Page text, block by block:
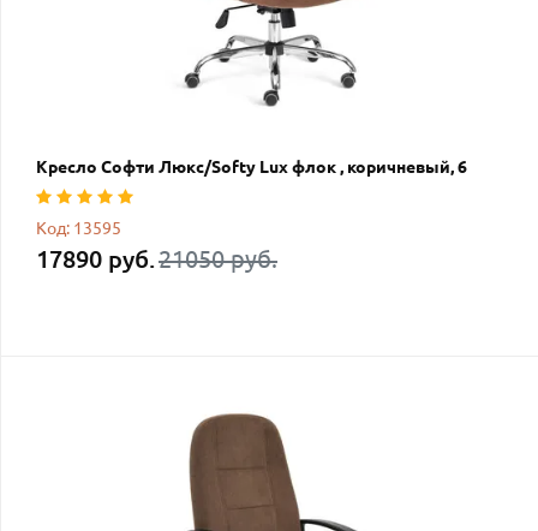
Кресло Софти Люкс/Softy Lux флок , коричневый, 6
Код: 13595
17890 руб. 21050 руб.